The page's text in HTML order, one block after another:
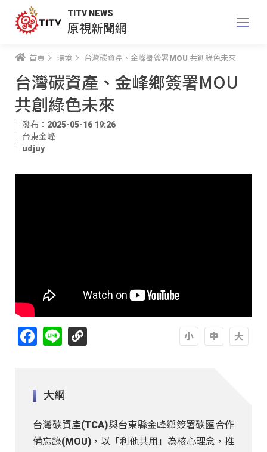
TITV NEWS
原視新聞網
首頁 環境 台灣碳資產、金峰鄉簽署MOU 共創綠色未來
台灣碳資產、金峰鄉簽署MOU
共創綠色未來
發布：2025-05-16 19:26
台東金峰
udjuy
Facebook
Line
大綱
台灣碳資產(TCA)與台東縣金峰鄉簽署碳匯合作
備忘錄(MOU)，以「利他共用」為核心理念，推